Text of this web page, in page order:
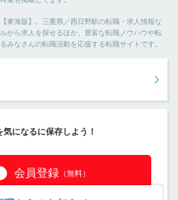
東海版】。三重県／西日野駅の転職・求人情報な
から求人を探せるほか、豊富な転職ノウハウや転
みなさんの転職活動を応援する転職サイトです。
になるに保存しよう！
会員登録 （無料）